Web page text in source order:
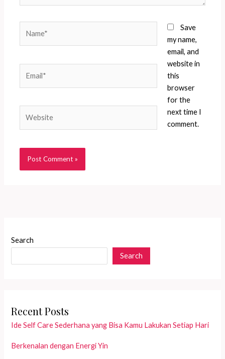
Save
my name,
email, and
website in
this
browser
for the
next time I
comment.
Search
Search
Recent Posts
Ide Self Care Sederhana yang Bisa Kamu Lakukan Setiap Hari
Berkenalan dengan Energi Yin